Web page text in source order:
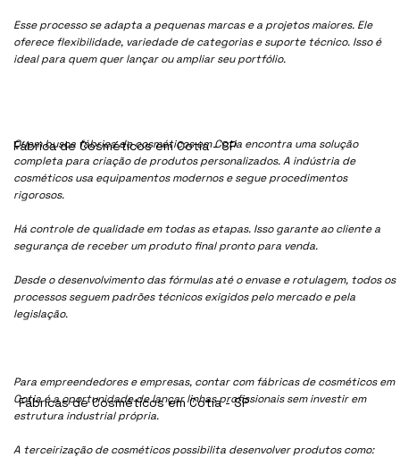
Esse processo se adapta a pequenas marcas e a projetos maiores. Ele
oferece flexibilidade, variedade de categorias e suporte técnico. Isso é
ideal para quem quer lançar ou ampliar seu portfólio.
Quem busca fábrica de cosméticos em Cotia encontra uma solução
completa para criação de produtos personalizados. A indústria de
cosméticos usa equipamentos modernos e segue procedimentos
rigorosos.
Há controle de qualidade em todas as etapas. Isso garante ao cliente a
segurança de receber um produto final pronto para venda.
Desde o desenvolvimento das fórmulas até o envase e rotulagem, todos os
processos seguem padrões técnicos exigidos pelo mercado e pela
legislação.
Para empreendedores e empresas, contar com fábricas de cosméticos em
Cotia é a oportunidade de lançar linhas profissionais sem investir em
estrutura industrial própria.
A terceirização de cosméticos possibilita desenvolver produtos como:
Fábrica de Cosméticos em Cotia - SP
Fábricas de Cosméticos em Cotia - SP